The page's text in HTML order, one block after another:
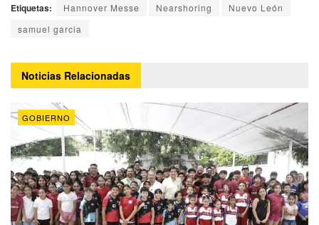
Etiquetas: Hannover Messe Nearshoring
Nuevo León
samuel garcia
Noticias Relacionadas
GOBIERNO